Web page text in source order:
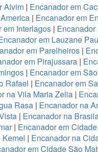
Alvim | Encanador em
| Encanador em
em Interlagos | Encanador
em Lauzane
em Parelheiros|
em Pirajussara |
| Encanador em
Rafael | Encanador em
na Vila Maria Zelia|
Rasa | Encanador na
| Encanador na
| Encanador em
Kemel | Encanador na
em Cidade São